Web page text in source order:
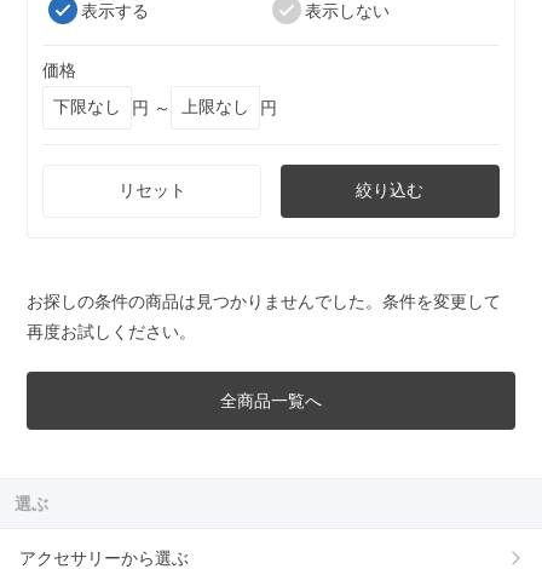
表示する
表示しない
価格
円 ～
円
リセット 絞り込む
お探しの条件の商品は見つかりませんでした。条件を変更して
再度お試しください。
全商品一覧へ
選ぶ
アクセサリーから選ぶ